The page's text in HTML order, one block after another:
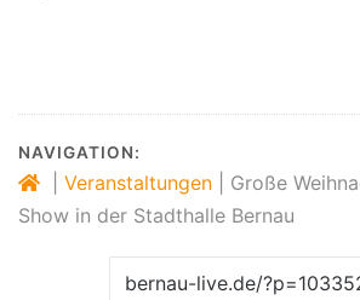
NAVIGATION:
Veranstaltungen
Große
Show in der Stadthalle Bernau